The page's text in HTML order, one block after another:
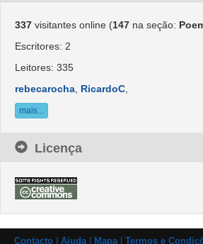
337 visitantes online (147 na seção:
Escritores: 2
Leitores: 335
rebecarocha RicardoC
mais...
Licença
Contacto Ajuda| Mapa| Termos e